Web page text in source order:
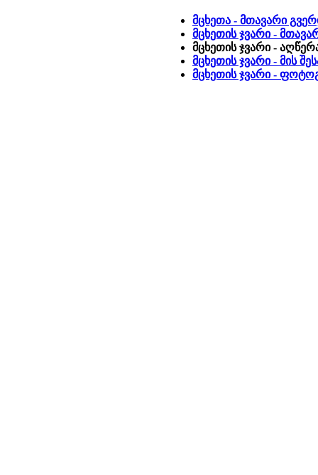
მცხეთა - მთავარი
მცხეთის ჯვარი -
მცხეთის ჯვარი -
მცხეთის ჯვარი - მის
მცხეთის ჯვარი -